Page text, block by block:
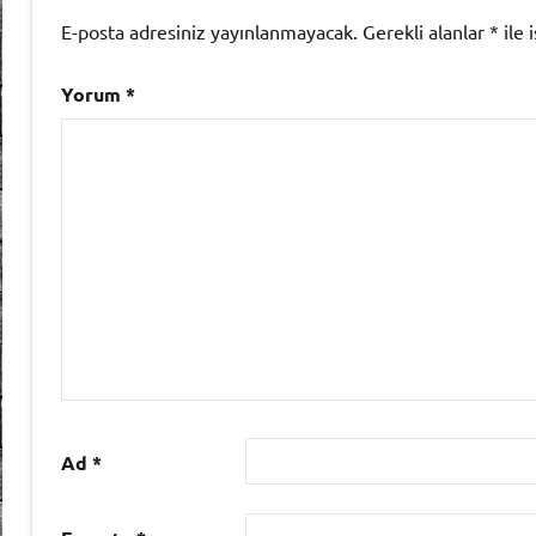
E-posta adresiniz yayınlanmayacak. Gerekli alanlar * ile
Yorum *
Ad *